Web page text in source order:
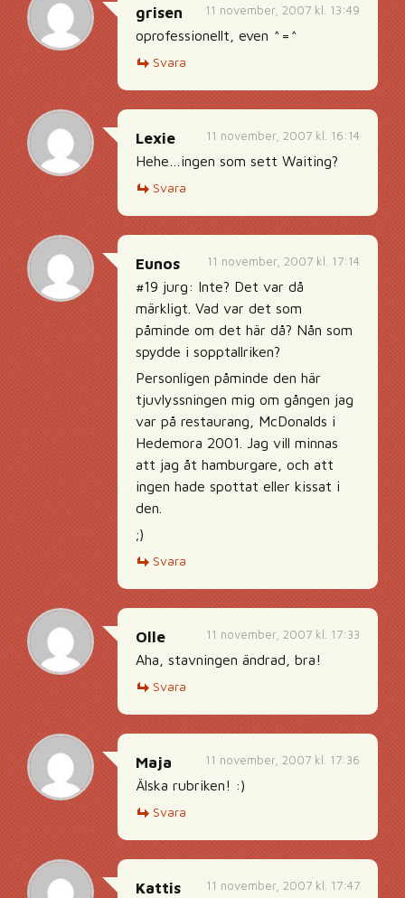
11 november, 2007 kl. 13:49
grisen
oprofessionellt, even ^=^
Svara
11 november, 2007 kl. 16:14
Lexie
Hehe…ingen som sett Waiting?
Svara
11 november, 2007 kl. 17:14
Eunos
#19 jurg: Inte? Det var då
märkligt. Vad var det som
påminde om det här då? Nån som
spydde i sopptallriken?
Personligen påminde den här
tjuvlyssningen mig om gången jag
var på restaurang, McDonalds i
Hedemora 2001. Jag vill minnas
att jag åt hamburgare, och att
ingen hade spottat eller kissat i
den.
;)
Svara
11 november, 2007 kl. 17:33
Olle
Aha, stavningen ändrad, bra!
Svara
11 november, 2007 kl. 17:36
Maja
Älska rubriken! :)
Svara
11 november, 2007 kl. 17:47
Kattis